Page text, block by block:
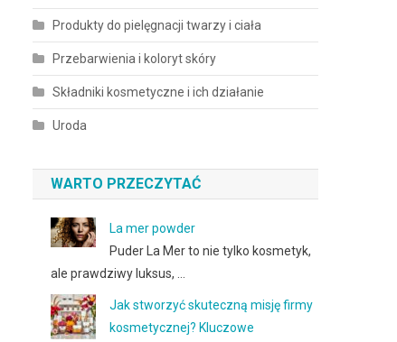
Produkty do pielęgnacji twarzy i ciała
Przebarwienia i koloryt skóry
Składniki kosmetyczne i ich działanie
Uroda
WARTO PRZECZYTAĆ
La mer powder
Puder La Mer to nie tylko kosmetyk,
ale prawdziwy luksus, …
Jak stworzyć skuteczną misję firmy
kosmetycznej? Kluczowe